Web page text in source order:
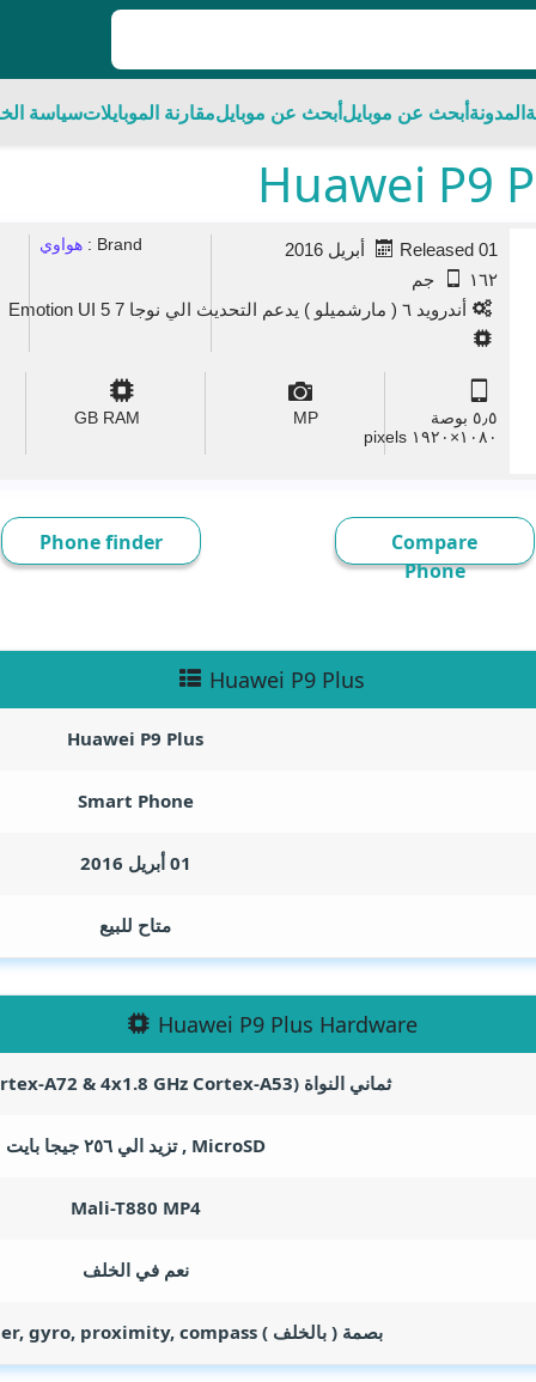
المدونةأبحث عن موبايلأبحث عن موبايلمقارنة الموبايلاتسياسة
Released 01 أبريل 2016
١٦٢ جم
أندرويد ٦ ( مارشميلو ) يدعم التحديث الي نوجا 7 Emotion UI 5
Brand : هواوي
٥٫٥ بوصة
١٠٨٠×١٩٢٠ pixels
MP
GB RAM
Compare
Phone
Phone finder
Huawei P9 Plus
Huawei P9 Plus
Smart Phone
01 أبريل 2016
متاح للبيع
Huawei P9 Plus Hardware
ثماني النواة (4x2.5 GHz Cortex-A72 & 4x1.8 GHz Cortex-A53)
MicroSD , تزيد الي ٢٥٦ جيجا بايت
Mali-T880 MP4
نعم في الخلف
بصمة ( بالخلف ) accelerometer, gyro, proximity, compass